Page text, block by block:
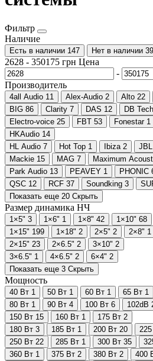
Фильтр
Наличие
Есть в наличии 147 Нет в наличии
2628 - 350175 грн Цена
-
Производитель
4all Audio 11 Alex-Audio 2 Alto 22
BIG 86 Clarity 7 DAS 12 DB
Electro-voice 25 FBT 53 Fonestar 1
HKAudio 14
HL Audio 7 Hot Top 1 Ibiza 2 JBL
Mackie 15 MAG 7 Maximum
Park Audio 13 PEAVEY 1 PHONIC
QSC 12 RCF 37 Soundking 3
Показать еще 20 Скрыть
Размер динамика НЧ
1×5" 3 1×6" 1 1×8" 42 1×10" 68
1×15" 199 1×18" 2 2×5" 2 2×8" 1
2×15" 23 2×6.5" 2 3×10" 2
3×6.5" 1 4×6.5" 2 6×4" 2
Показать еще 3 Скрыть
Мощность
40 Вт 1 50 Вт 1 60 Вт 1 65 Вт 1
80 Вт 1 90 Вт 4 100 Вт 6 102dB
150 Вт 15 160 Вт 1 175 Вт 2
180 Вт 3 185 Вт 1 200 Вт 20
250 Вт 22 285 Вт 1 300 Вт 35
360 Вт 1 375 Вт 2 380 Вт 2 400